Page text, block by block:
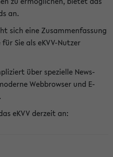
an.
sich eine Zusammenfassung
Sie als eKVV-Nutzer
über spezielle News-
Webbrowser und E-
eKVV derzeit an: